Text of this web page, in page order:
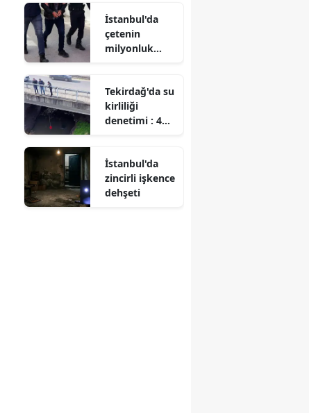
İstanbul'da
çetenin
milyonluk
Tekirdağ'da su
kirliliği
denetimi : 4
ceza kesildi
İstanbul'da
zincirli işkence
dehşeti